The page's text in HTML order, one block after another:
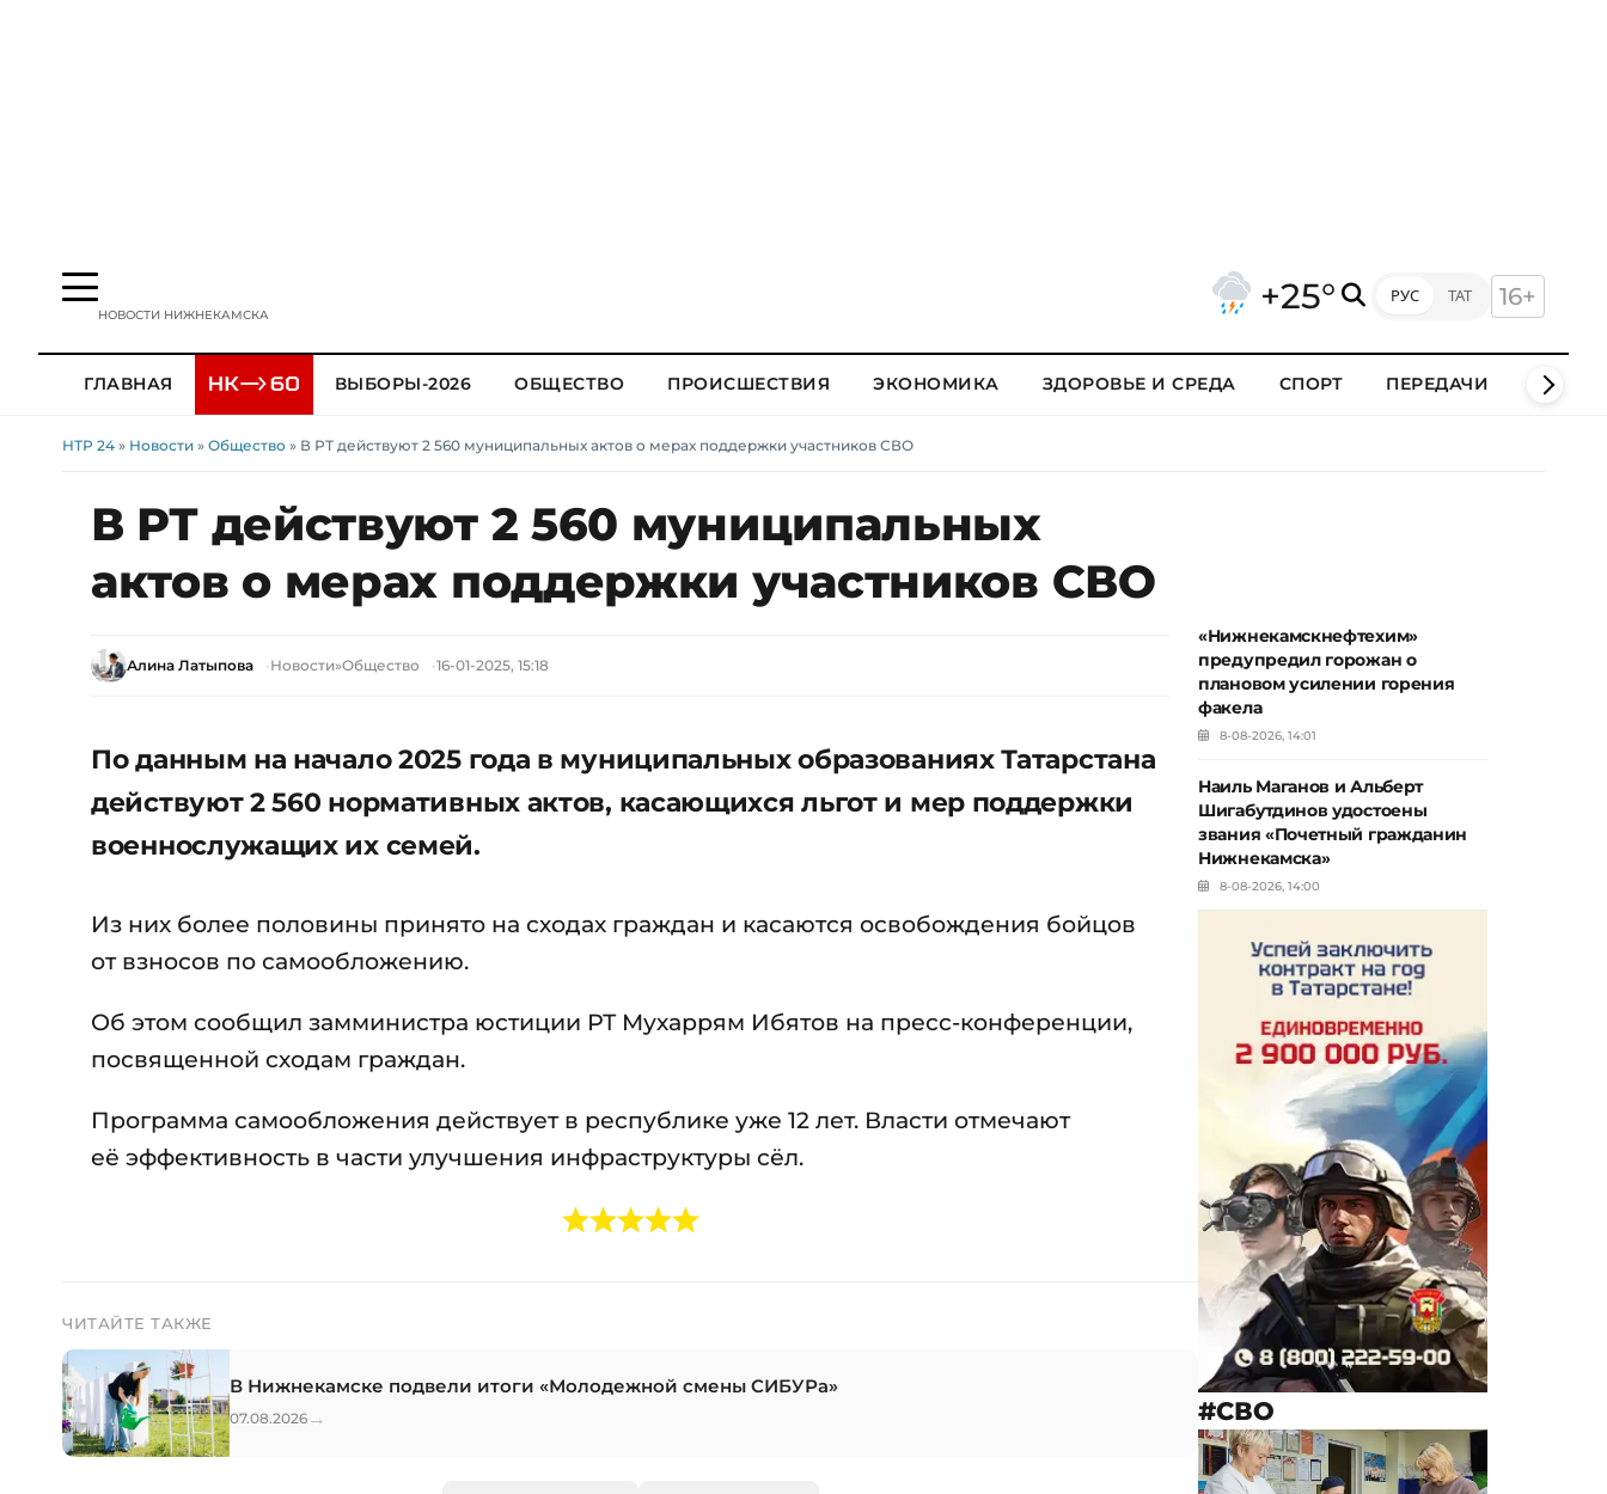
НОВОСТИ НИЖНЕКАМСКА +25° РУС ТАТ 16+
ГЛАВНАЯ ВЫБОРЫ-2026 ОБЩЕСТВО ПРОИСШЕСТВИЯ ЭКОНОМИКА ЗДОРОВЬЕ И СРЕДА СПОРТ ПЕРЕДАЧИ КЛИПЫ
НТР 24 » Новости » Общество » В РТ действуют 2 560 муниципальных актов о мерах поддержки участников СВО
В РТ действуют 2 560 муниципальных
актов о мерах поддержки участников СВО
Алина Латыпова Новости»Общество 16-01-2025, 15:18
По данным на начало 2025 года в муниципальных образованиях Татарстана
действуют 2 560 нормативных актов, касающихся льгот и мер поддержки
военнослужащих их семей.
Из них более половины принято на сходах граждан и касаются освобождения бойцов
от взносов по самообложению.
Об этом сообщил замминистра юстиции РТ Мухаррям Ибятов на пресс-конференции,
посвященной сходам граждан.
Программа самообложения действует в республике уже 12 лет. Власти отмечают
её эффективность в части улучшения инфраструктуры сёл.
ЧИТАЙТЕ ТАКЖЕ
В Нижнекамске подвели итоги «Молодежной смены СИБУРа»
07.08.2026 →
«Нижнекамскнефтехим»
предупредил горожан о
плановом усилении горения
факела
8-08-2026, 14:01
Наиль Маганов и Альберт
Шигабутдинов удостоены
звания «Почетный гражданин
Нижнекамска»
8-08-2026, 14:00
#СВО